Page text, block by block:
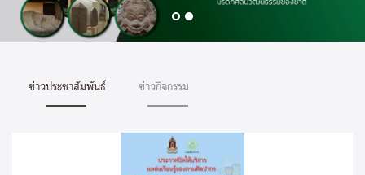
ข่าวประชาสัมพันธ์ ข่าวกิจกรรม